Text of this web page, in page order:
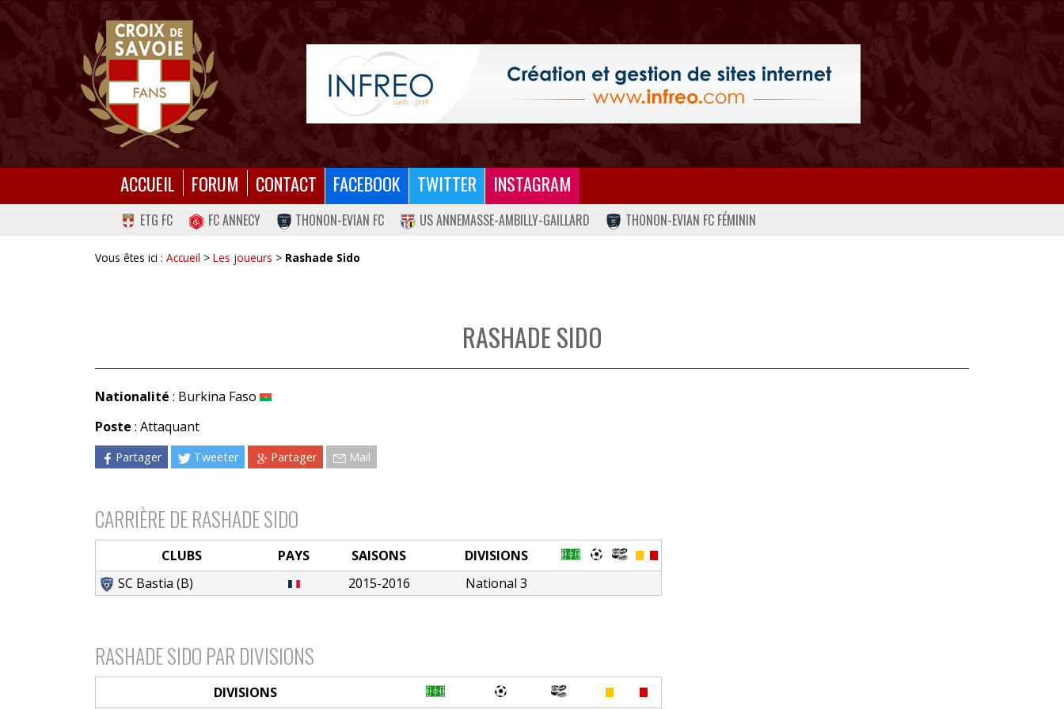
ACCUEIL FORUM CONTACT FACEBOOK TWITTER INSTAGRAM
ETG FC FC ANNECY THONON-EVIAN FC US ANNEMASSE-AMBILLY-GAILLARD THONON-EVIAN FC FÉMININ
Vous êtes ici : Accueil > Les joueurs > Rashade Sido
RASHADE SIDO
Nationalité : Burkina Faso
Poste : Attaquant
Partager Tweeter Partager Mail
CARRIÈRE DE RASHADE SIDO
CLUBS PAYS SAISONS
DIVISIONS
SC Bastia (B)
2015-2016 National 3
RASHADE SIDO PAR DIVISIONS
DIVISIONS